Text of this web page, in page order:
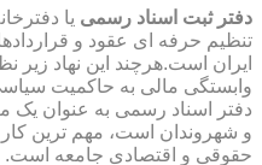
دفتر ثبت اسناد رسمی یا
تنظیم حرفه ای عقود و
ایران است.هرچند این نهاد
وابستگی مالی به حاکمیت
دفتر اسناد رسمی به عنوان
و شهروندان است، مهم ترین کار
حقوقی و اقتصادی جامعه است.